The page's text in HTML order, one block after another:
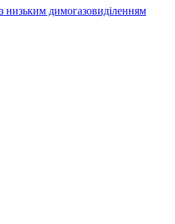
низьким димогазовиділенням